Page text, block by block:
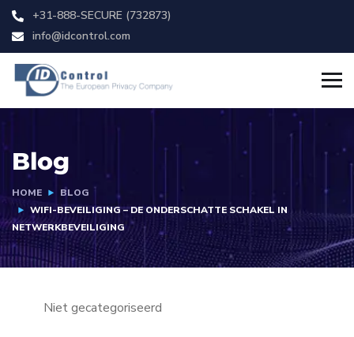
+31-888-SECURE (732873)
info@idcontrol.com
Blog
HOME
BLOG
WIFI-BEVEILIGING – DE ONDERSCHATTE SCHAKEL IN
NETWERKBEVEILIGING
Niet gecategoriseerd